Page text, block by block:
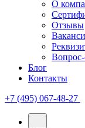
О
Отзывы
Вопрос-
Блог
Контакты
+7 (495) 067-48-27